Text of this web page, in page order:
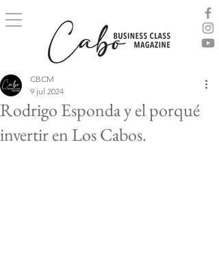
Rodrigo Esponda y el porqué
invertir en Los Cabos.
CBCM
9 jul 2024